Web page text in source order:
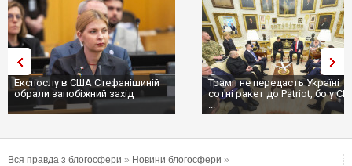
Експослу в США Стефанішиній
обрали запобіжний захід
Трамп не передасть Україні
сотні ракет до Patriot, бо у
...
Вся правда з блогосфери » Новини блогосфери »